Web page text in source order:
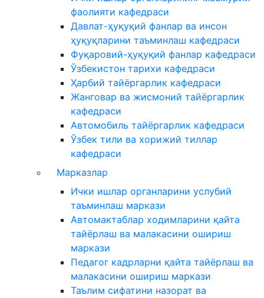
фаолияти кафедраси
Давлат-ҳуқуқий фанлар ва инсон
ҳуқуқларини таъминлаш кафедраси
Фуқаровий-ҳуқуқий фанлар кафедраси
Ўзбекистон тарихи кафедраси
Ҳарбий тайёргарлик кафедраси
Жанговар ва жисмоний тайёргарлик
кафедраси
Автомобиль тайёргарлик кафедраси
Ўзбек тили ва хорижий тиллар
кафедраси
Марказлар
Ички ишлар органларини услубий
таъминлаш маркази
Автомактаблар ходимларини қайта
тайёрлаш ва малакасини ошириш
маркази
Педагог кадрларни қайта тайёрлаш ва
малакасини ошириш маркази
Таълим сифатини назорат ва